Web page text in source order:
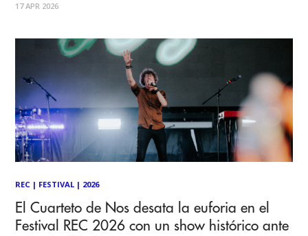
forma interesante de expresar a NIN en
17 APR 2026
REC | FESTIVAL | 2026
El Cuarteto de Nos desata la euforia en el
Festival REC 2026 con un show histórico ante